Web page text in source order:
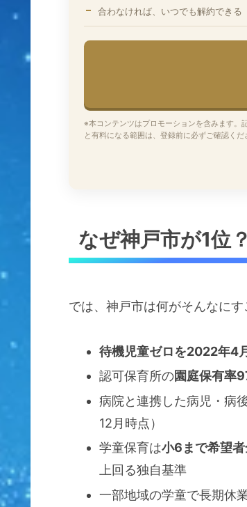
合わなければ、いつでも解約できる
※本コンテンツはプロモーションを含みます。
と有料になる範囲は、登録前に必ずご確認く
なぜ神戸市が1位
では、神戸市は何がそんなにす
待機児童ゼロを2022年4
認可保育所の園庭保有率
病院と連携した病児・病
12月時点）
学童保育は小6まで希望
上回る独自基準
一部地域の学童で長期休